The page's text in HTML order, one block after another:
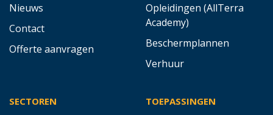
Nieuws
Contact
Offerte aanvragen
Opleidingen (AllTerra
Academy)
Beschermplannen
Verhuur
SECTOREN TOEPASSINGEN